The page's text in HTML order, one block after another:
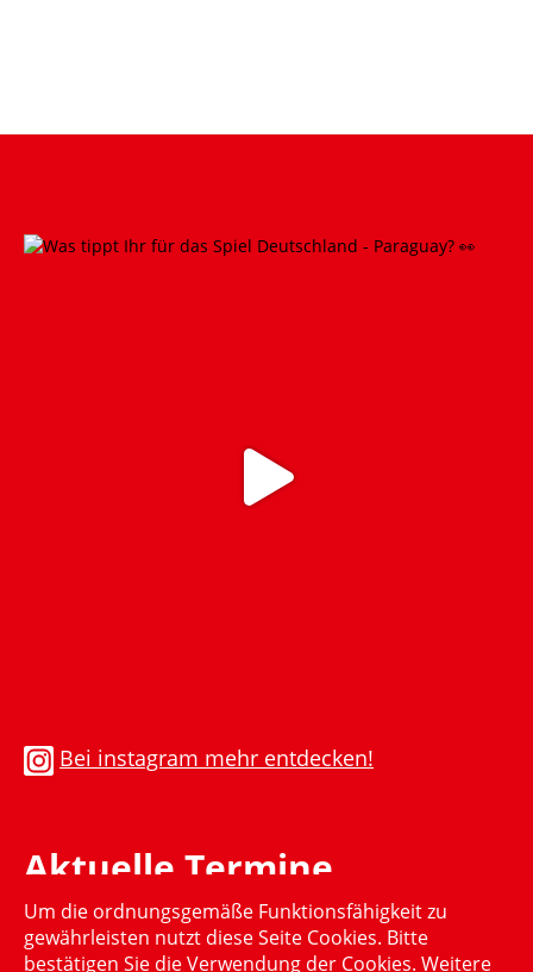
Bei instagram mehr entdecken!
Aktuelle Termine
Momentan gibt es keinen aktuellen Termin
Um die ordnungsgemäße Funktionsfähigkeit zu
gewährleisten nutzt diese Seite Cookies. Bitte
bestätigen Sie die Verwendung der Cookies. Weitere